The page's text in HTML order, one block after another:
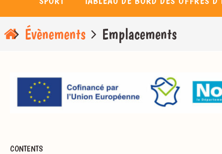
Évènements Emplacements
CONTENTS